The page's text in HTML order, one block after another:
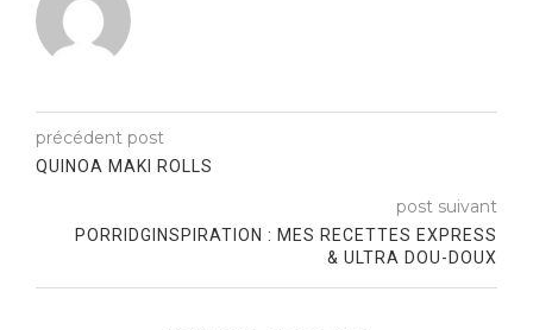
précédent post
QUINOA MAKI ROLLS
post suivant
PORRIDGINSPIRATION : MES RECETTES EXPRESS
& ULTRA DOU-DOUX